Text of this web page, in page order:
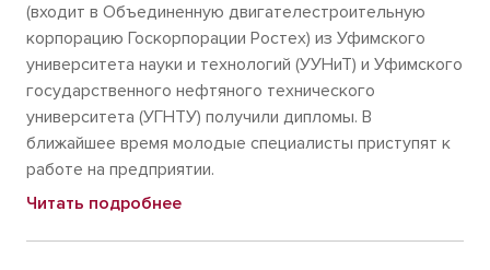
(входит в Объединенную двигателестроительную
корпорацию Госкорпорации Ростех) из Уфимского
университета науки и технологий (УУНиТ) и Уфимского
государственного нефтяного технического
университета (УГНТУ) получили дипломы. В
ближайшее время молодые специалисты приступят к
работе на предприятии.
Читать подробнее